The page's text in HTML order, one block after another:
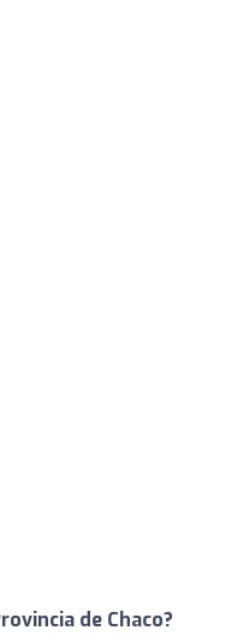
de Chaco?